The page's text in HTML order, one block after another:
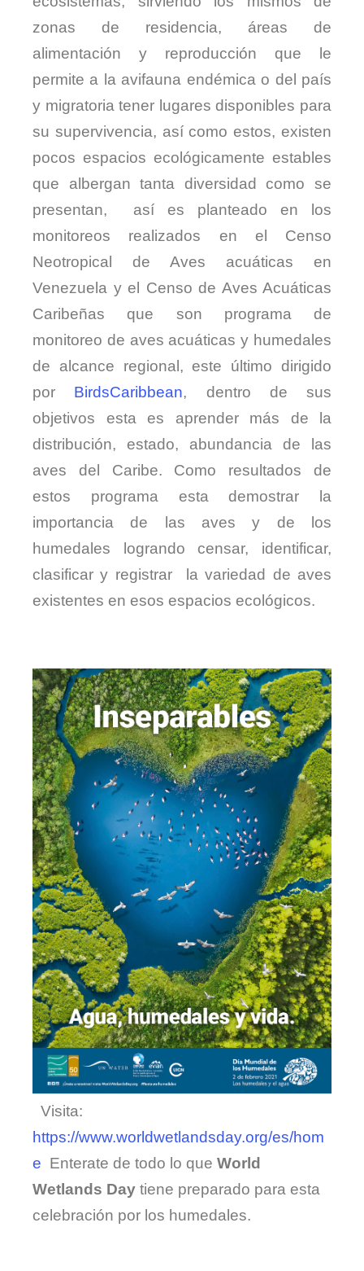
zonas de residencia, áreas de
alimentación y reproducción que le
permite a la avifauna endémica o del país
y migratoria tener lugares disponibles para
su supervivencia, así como estos, existen
pocos espacios ecológicamente estables
que albergan tanta diversidad como se
presentan, así es planteado en los
monitoreos realizados en el Censo
Neotropical de Aves acuáticas en
Venezuela y el Censo de Aves Acuáticas
Caribeñas que son programa de
monitoreo de aves acuáticas y humedales
de alcance regional, este último dirigido
por BirdsCaribbean, dentro de sus
objetivos esta es aprender más de la
distribución, estado, abundancia de las
aves del Caribe. Como resultados de
estos programa esta demostrar la
importancia de las aves y de los
humedales logrando censar, identificar,
clasificar y registrar la variedad de aves
existentes en esos espacios ecológicos.
Visita:
https://www.worldwetlandsday.org/es/hom
e Enterate de todo lo que World
Wetlands Day tiene preparado para esta
celebración por los humedales.